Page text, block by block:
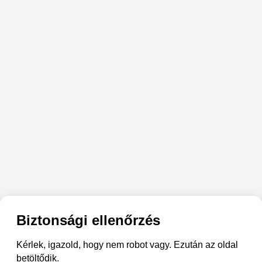
Biztonsági ellenőrzés
Kérlek, igazold, hogy nem robot vagy. Ezután az oldal
betöltődik.